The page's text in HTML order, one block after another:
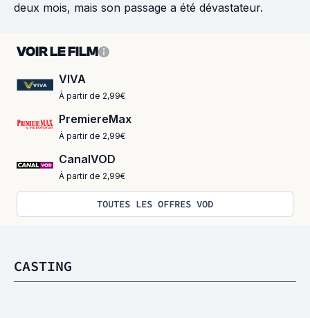
deux mois, mais son passage a été dévastateur.
VOIR LE FILM
VIVA
À partir de 2,99€
PremiereMax
À partir de 2,99€
CanalVOD
À partir de 2,99€
TOUTES LES OFFRES VOD
CASTING